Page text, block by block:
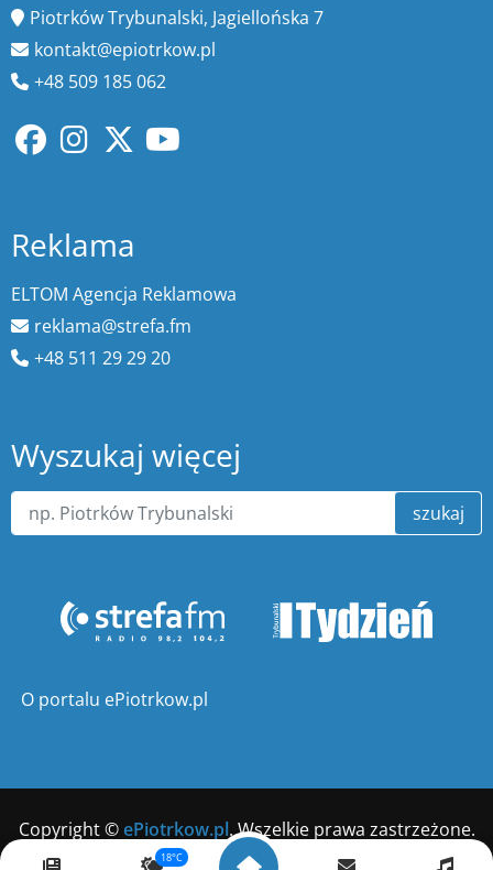
Piotrków Trybunalski, Jagiellońska 7
kontakt@epiotrkow.pl
+48 509 185 062
Reklama
ELTOM Agencja Reklamowa
reklama@strefa.fm
+48 511 29 29 20
Wyszukaj więcej
szukaj
O portalu ePiotrkow.pl
Copyright ©ePiotrkow.pl. Wszelkie prawa zastrzeżone.
Wykonanie xnc.pl
18°C